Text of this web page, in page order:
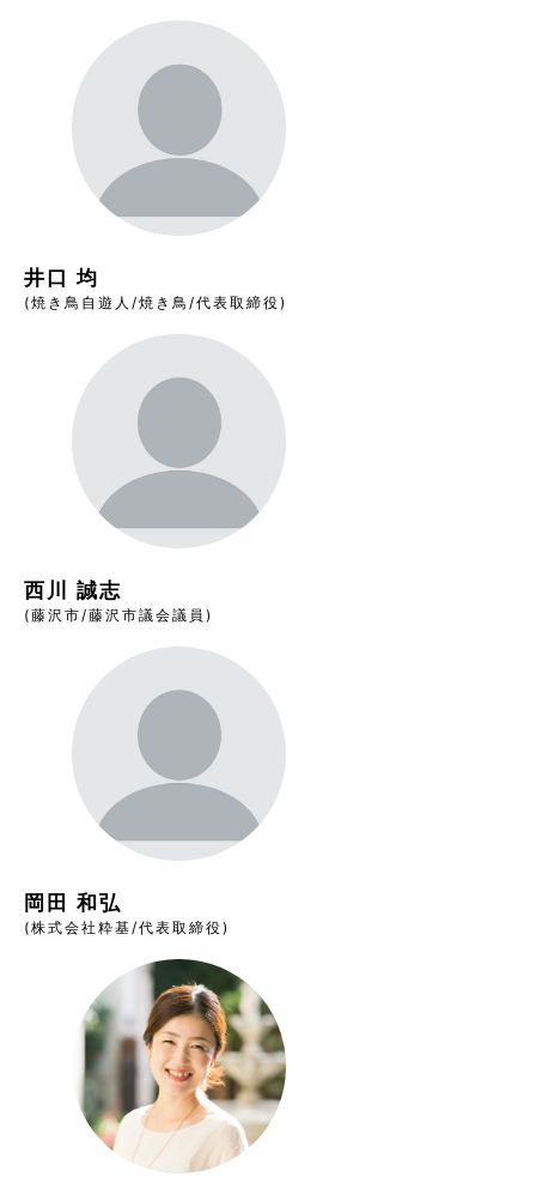
井口 均
(焼き鳥自遊人/焼き鳥/代表取締役)
西川 誠志
(藤沢市/藤沢市議会議員)
岡田 和弘
(株式会社粋基/代表取締役)